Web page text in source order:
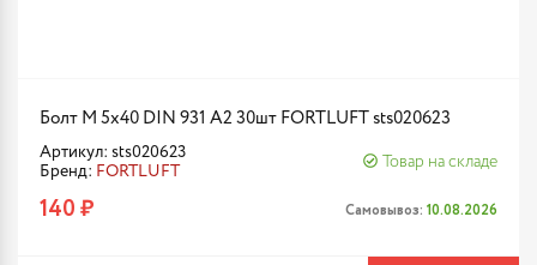
Болт М 5х40 DIN 931 A2 30шт FORTLUFT sts020623
Артикул: sts020623
Бренд: FORTLUFT
Товар на складе
140 ₽ Самовывоз: 10.08.2026